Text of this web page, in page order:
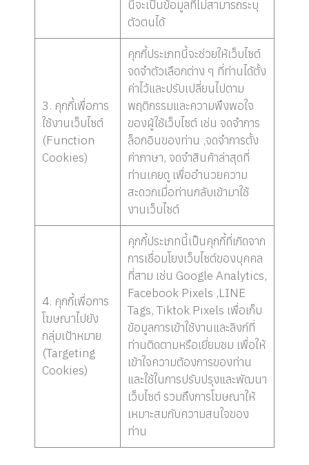
นี้จะเป็นข้อมูลที่ไม่สามารถระบุ
ตัวตนได้
3. คุกกี้เพื่อการ
ใช้งานเว็บไซต์
(Function
Cookies)
คุกกี้ประเภทนี้จะช่วยให้เว็บไซต์
จดจำตัวเลือกต่าง ๆ ที่ท่านได้ตั้ง
ค่าไว้และปรับเปลี่ยนไปตาม
พฤติกรรมและความพึงพอใจ
ของผู้ใช้เว็บไซต์ เช่น จดจำการ
ล็อกอินของท่าน ,จดจำการตั้ง
ค่าภาษา, จดจำสินค้าล่าสุดที่
ท่านเคยดู เพื่ออำนวยความ
สะดวกเมื่อท่านกลับเข้ามาใช้
งานเว็บไซต์
4. คุกกี้เพื่อการ
โฆษณาไปยัง
กลุ่มเป้าหมาย
(Targeting
Cookies)
คุกกี้ประเภทนี้เป็นคุกกี้ที่เกิดจาก
การเชื่อมโยงเว็บไซต์ของบุคคล
ที่สาม เช่น Google Analytics,
Facebook Pixels ,LINE
Tags, Tiktok Pixels เพื่อเก็บ
ข้อมูลการเข้าใช้งานและลิงก์ที่
ท่านติดตามหรือเยี่ยมชม เพื่อให้
เข้าใจความต้องการของท่าน
และใช้ในการปรับปรุงและพัฒนา
เว็บไซต์ รวมถึงการโฆษณาให้
เหมาะสมกับความสนใจของ
ท่าน